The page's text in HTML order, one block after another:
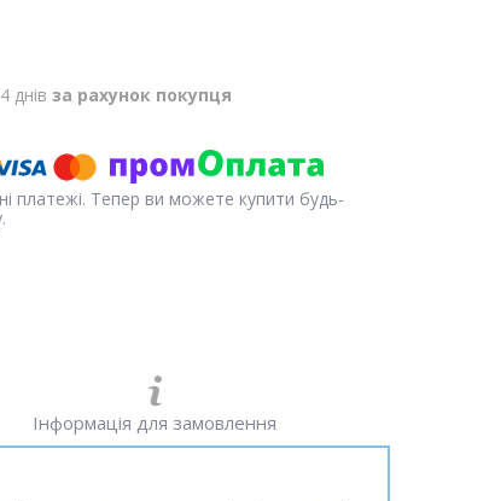
днів за рахунок покупця
платежі. Тепер ви можете купити будь-
Інформація для замовлення